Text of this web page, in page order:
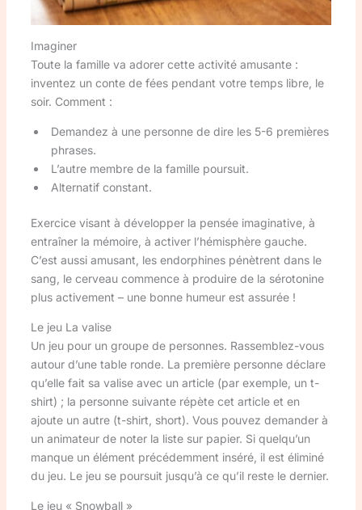
Imaginer
Toute la famille va adorer cette activité amusante :
inventez un conte de fées pendant votre temps libre, le
soir. Comment :
Demandez à une personne de dire les 5-6 premières
phrases.
L’autre membre de la famille poursuit.
Alternatif constant.
Exercice visant à développer la pensée imaginative, à
entraîner la mémoire, à activer l’hémisphère gauche.
C’est aussi amusant, les endorphines pénètrent dans le
sang, le cerveau commence à produire de la sérotonine
plus activement – une bonne humeur est assurée !
Le jeu La valise
Un jeu pour un groupe de personnes. Rassemblez-vous
autour d’une table ronde. La première personne déclare
qu’elle fait sa valise avec un article (par exemple, un t-
shirt) ; la personne suivante répète cet article et en
ajoute un autre (t-shirt, short). Vous pouvez demander à
un animateur de noter la liste sur papier. Si quelqu’un
manque un élément précédemment inséré, il est éliminé
du jeu. Le jeu se poursuit jusqu’à ce qu’il reste le dernier.
Le jeu « Snowball »